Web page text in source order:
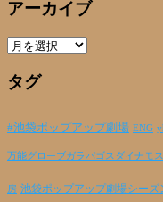
アーカイブ
ア
カ
ブ
タグ
#池袋ポップアップ劇場 ENG
万能グローブガラパゴスダイナモス
房 池袋ポップアップ劇場シーズ